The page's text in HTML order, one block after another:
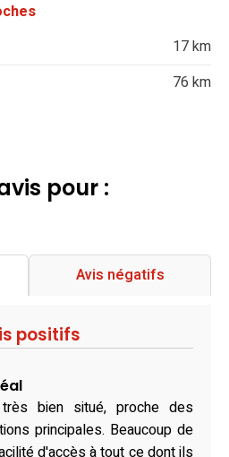
17 km
76 km
pour :
Avis négatifs
positifs
bien situé, proche des
principales. Beaucoup de